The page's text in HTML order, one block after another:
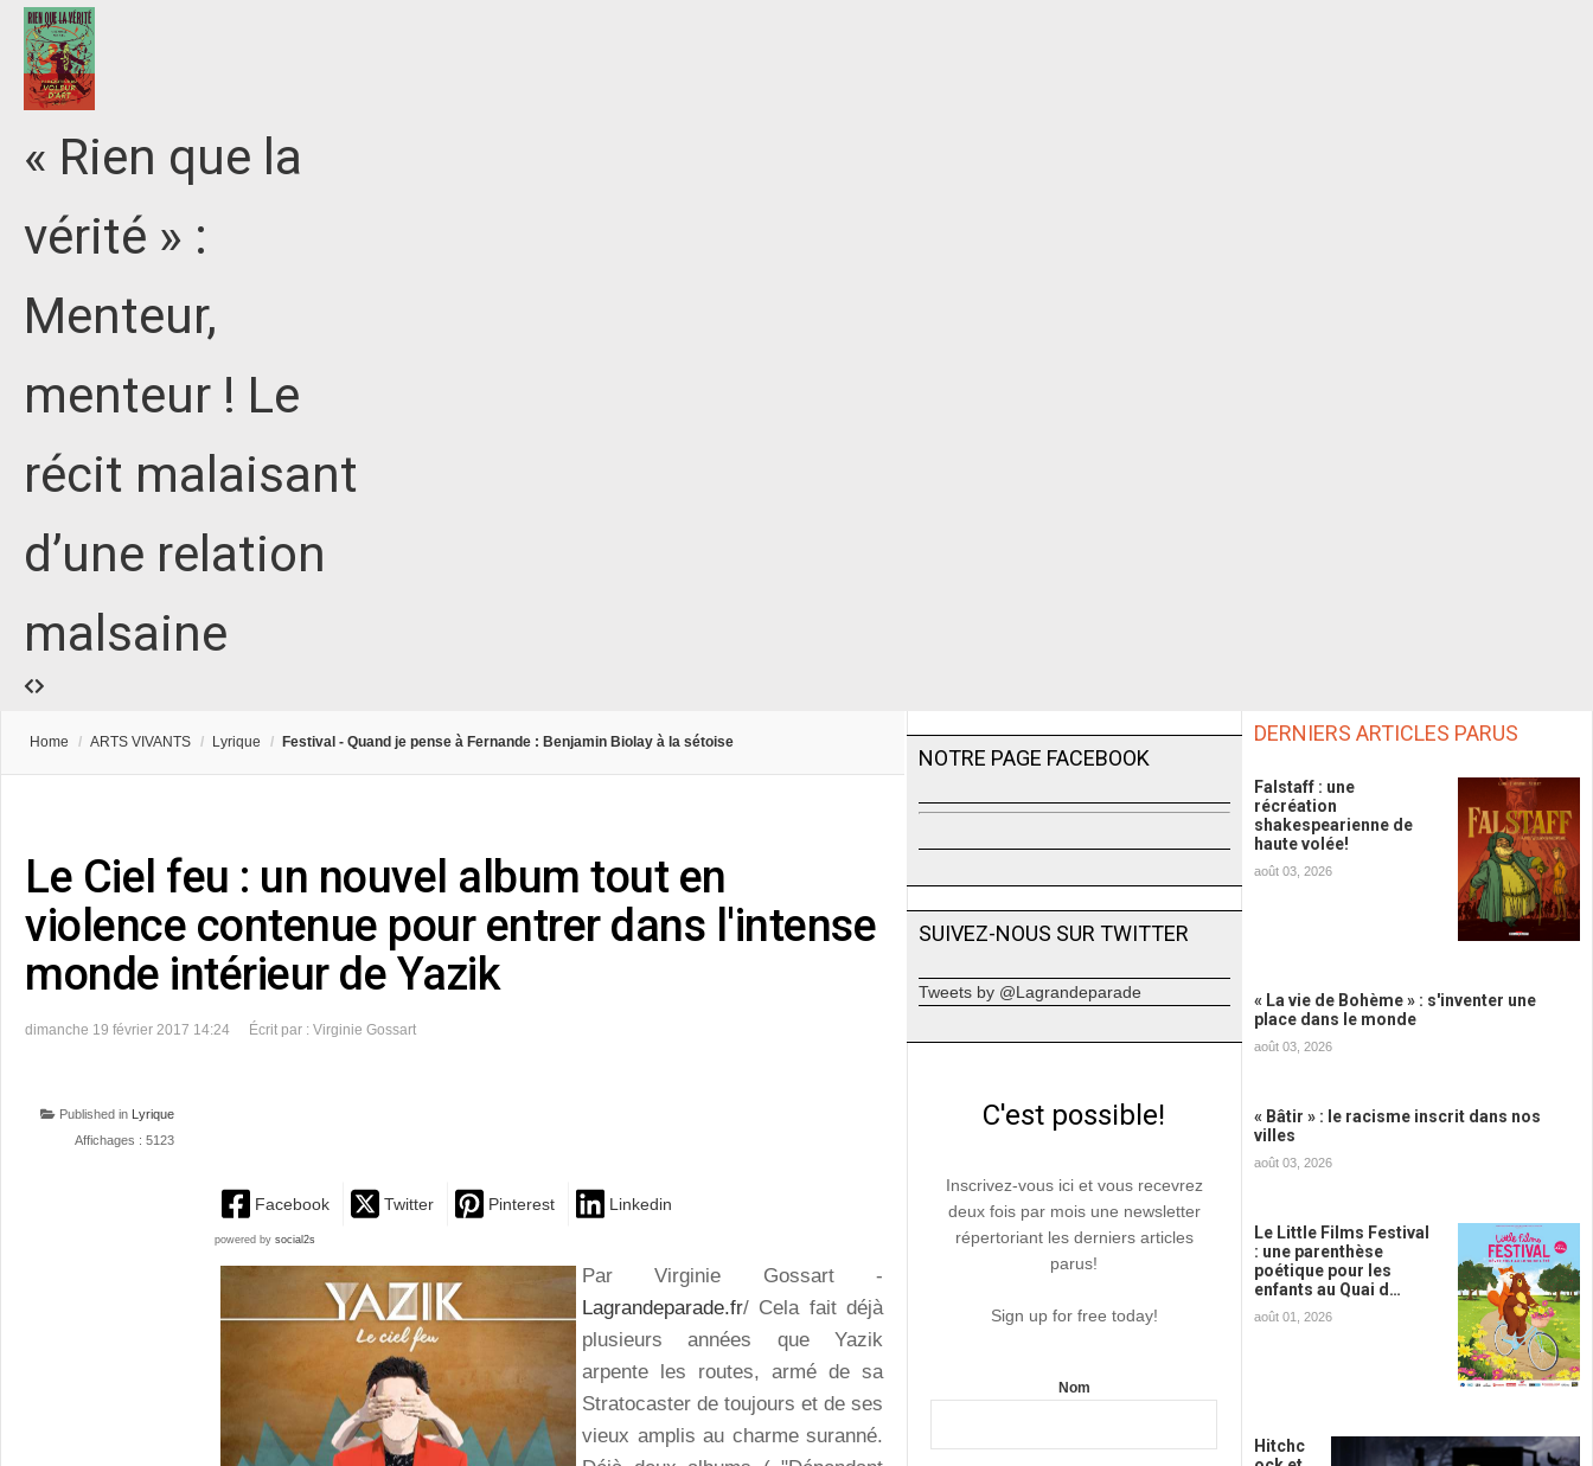
« Rien que la
vérité » :
Menteur,
menteur ! Le
récit malaisant
d’une relation
malsaine
Home / ARTS VIVANTS / Lyrique / Festival - Quand je pense à Fernande : Benjamin Biolay à la sétoise
Le Ciel feu : un nouvel album tout en
violence contenue pour entrer dans l'intense
monde intérieur de Yazik
dimanche 19 février 2017 14:24 Écrit par : Virginie Gossart
Published in
Lyrique
Affichages : 5123
Facebook Twitter Pinterest Linkedin
powered by social2s
Par Virginie Gossart -
Lagrandeparade.fr/ Cela fait déjà
plusieurs années que Yazik
arpente les routes, armé de sa
Stratocaster de toujours et de ses
vieux amplis au charme suranné.
NOTRE PAGE FACEBOOK
SUIVEZ-NOUS SUR TWITTER
Tweets by @Lagrandeparade
C'est possible!
Inscrivez-vous ici et vous recevrez
deux fois par mois une newsletter
répertoriant les derniers articles
parus!
Sign up for free today!
Nom
DERNIERS ARTICLES PARUS
Falstaff : une
récréation
shakespearienne de
haute volée!
août 03, 2026
« La vie de Bohème » : s'inventer une
place dans le monde
août 03, 2026
« Bâtir » : le racisme inscrit dans nos
villes
août 03, 2026
Le Little Films Festival
: une parenthèse
poétique pour les
enfants au Quai d…
août 01, 2026
Hitchc